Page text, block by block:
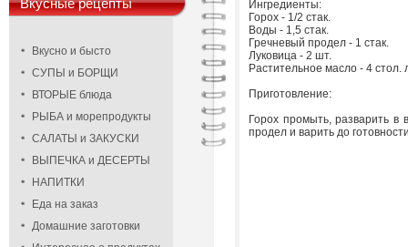
Вкусные рецепты
Вкусно и бысто
СУПЫ и БОРЩИ
ВТОРЫЕ блюда
РЫБА и морепродукты
САЛАТЫ и ЗАКУСКИ
ВЫПЕЧКА и ДЕСЕРТЫ
НАПИТКИ
Еда на заказ
Домашние заготовки
Ингредиенты:
Горох - 1/2 стак.
Воды - 1,5 стак.
Гречневый продел - 1 стак.
Луковица - 2 шт.
Растительное масло - 4 стол.
Приготовление:
Горох промыть, разварить в
продел и варить до